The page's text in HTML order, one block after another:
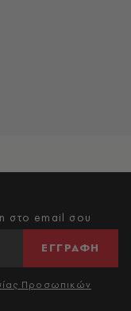
στο email σου
ΕΓΓΡΑΦΗ
Προσωπικών